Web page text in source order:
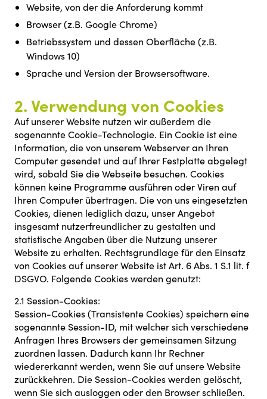
Website, von der die Anforderung kommt
Browser (z.B. Google Chrome)
Betriebssystem und dessen Oberfläche (z.B.
Windows 10)
Sprache und Version der Browsersoftware.
2. Verwendung von Cookies
Auf unserer Website nutzen wir außerdem die
sogenannte Cookie-Technologie. Ein Cookie ist eine
Information, die von unserem Webserver an Ihren
Computer gesendet und auf Ihrer Festplatte abgelegt
wird, sobald Sie die Webseite besuchen. Cookies
können keine Programme ausführen oder Viren auf
Ihren Computer übertragen. Die von uns eingesetzten
Cookies, dienen lediglich dazu, unser Angebot
insgesamt nutzerfreundlicher zu gestalten und
statistische Angaben über die Nutzung unserer
Website zu erhalten. Rechtsgrundlage für den Einsatz
von Cookies auf unserer Website ist Art. 6 Abs. 1 S.1 lit. f
DSGVO. Folgende Cookies werden genutzt:
2.1 Session-Cookies:
Session-Cookies (Transistente Cookies) speichern eine
sogenannte Session-ID, mit welcher sich verschiedene
Anfragen Ihres Browsers der gemeinsamen Sitzung
zuordnen lassen. Dadurch kann Ihr Rechner
wiedererkannt werden, wenn Sie auf unsere Website
zurückkehren. Die Session-Cookies werden gelöscht,
wenn Sie sich ausloggen oder den Browser schließen.